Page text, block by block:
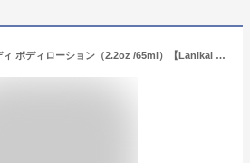
ラニカイ バス＆ボディ ボディローション（2.2oz /65ml）【Lanikai Bath and Body ハワイ ボディクリーム オーガニック 定番 保湿 スキンケア商品 プルメリア ピカケ 人気 ハワイの香り お土産 カウアイ LANIKAI しっとり いい香り ハワイアンコスメ 】